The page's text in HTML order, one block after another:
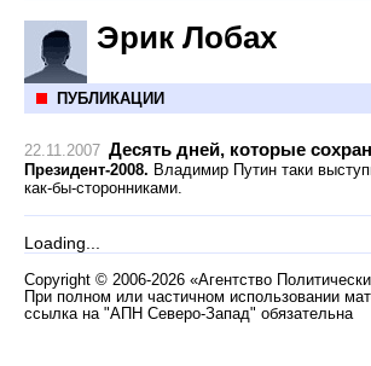
Эрик Лобах
ПУБЛИКАЦИИ
22.11.2007 Десять дней, которые
Президент-2008. Владимир Путин таки
как-бы-сторонниками.
Loading...
Copyright © 2006-2026 «Агентство
При полном или частичном использовании
ссылка на "АПН Северо-Запад" обязательна